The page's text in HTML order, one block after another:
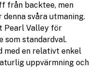
från backtee, men
denna svåra utmaning.
Pearl Valley för
som standardval.
med en relativt enkel
uppvärmning och